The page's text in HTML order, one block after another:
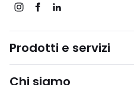
Prodotti e servizi
Chi siamo